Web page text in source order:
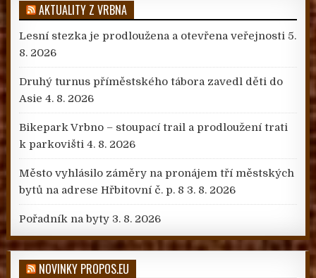
AKTUALITY Z VRBNA
Lesní stezka je prodloužena a otevřena veřejnosti 5.
8. 2026
Druhý turnus příměstského tábora zavedl děti do
Asie 4. 8. 2026
Bikepark Vrbno – stoupací trail a prodloužení trati
k parkovišti 4. 8. 2026
Město vyhlásilo záměry na pronájem tří městských
bytů na adrese Hřbitovní č. p. 8 3. 8. 2026
Pořadník na byty 3. 8. 2026
NOVINKY PROPOS.EU